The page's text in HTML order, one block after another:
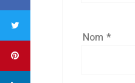
Nom *